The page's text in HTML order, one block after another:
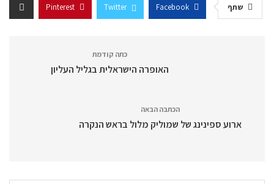
שתף Facebook
Twitter
Pinterest
כתה קודמת
האופרה הישראלית בגליל העליון
הכתבה הבאה
ארוע ספינינג של שמוליק מלול בראש הנקרה